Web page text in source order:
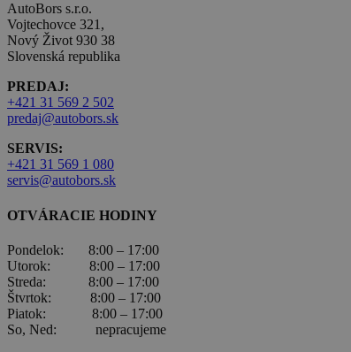
AutoBors s.r.o.
Vojtechovce 321,
Nový Život 930 38
Slovenská republika
PREDAJ:
+421 31 569 2 502
predaj@autobors.sk
SERVIS:
+421 31 569 1 080
servis@autobors.sk
OTVÁRACIE HODINY
Pondelok: 8:00 – 17:00
Utorok: 8:00 – 17:00
Streda: 8:00 – 17:00
Štvrtok: 8:00 – 17:00
Piatok: 8:00 – 17:00
So, Ned: nepracujeme